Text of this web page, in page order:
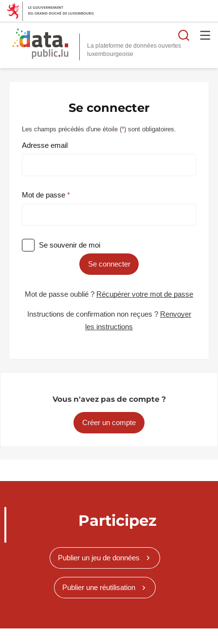
La plateforme de données ouvertes
Se connecter
Les champs précédés d'une étoile (*) sont obligatoires.
Adresse email
Mot de passe
Se souvenir de moi
Se connecter
Mot de passe oublié ? Récupérer votre mot de passe
Instructions de confirmation non reçues ? Renvoyer
les instructions
Vous n'avez pas de compte ?
Créer un compte
Participez
Publier un jeu de données
Publier une réutilisation